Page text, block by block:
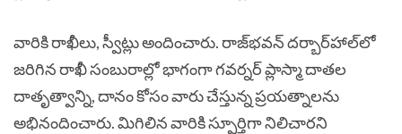
వారికి రాఖీలు, స్వీట్లు అందించారు. రాజ్‌భవన్‌ దర్బార్‌హాల్‌లో
జరిగిన రాఖీ సంబురాల్లో భాగంగా గవర్నర్‌ ప్లాస్మా దాతల
దాతృత్వాన్ని, దానం కోసం వారు చేస్తున్న ప్రయత్నాలను‌
అభినందించారు. మిగిలిన వారికి స్పూర్తిగా నిలిచారని